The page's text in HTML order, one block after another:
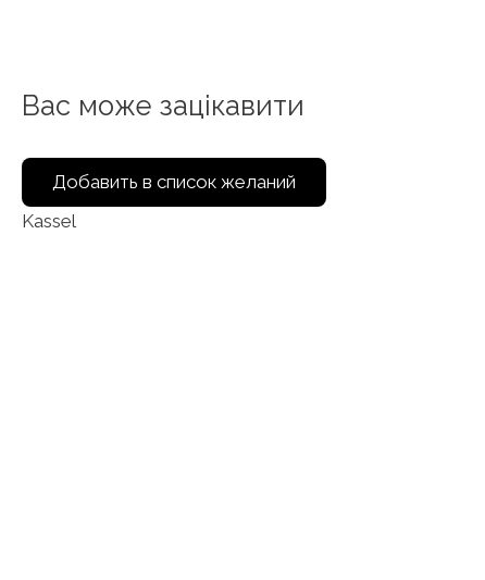
Вас може зацікавити
Добавить в список желаний
Kassel